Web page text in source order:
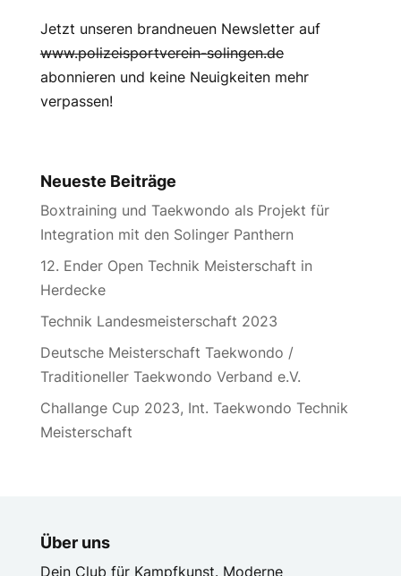
Jetzt unseren brandneuen Newsletter auf
www.polizeisportverein-solingen.de
abonnieren und keine Neuigkeiten mehr
verpassen!
Neueste Beiträge
Boxtraining und Taekwondo als Projekt für
Integration mit den Solinger Panthern
12. Ender Open Technik Meisterschaft in
Herdecke
Technik Landesmeisterschaft 2023
Deutsche Meisterschaft Taekwondo /
Traditioneller Taekwondo Verband e.V.
Challange Cup 2023, Int. Taekwondo Technik
Meisterschaft
Über uns
Dein Club für Kampfkunst. Moderne